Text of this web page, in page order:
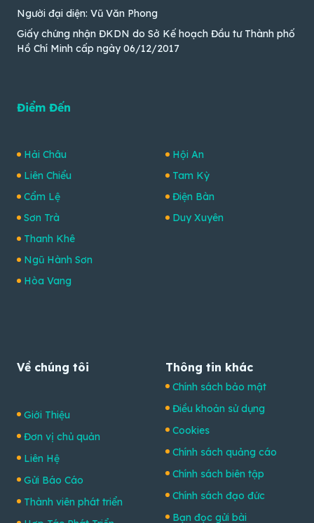
Người đại diện: Vũ Văn Phong
Giấy chứng nhận ĐKDN do Sở Kế hoạch Đầu tư Thành phố
Hồ Chí Minh cấp ngày 06/12/2017
Điểm Đến
Hải Châu
Liên Chiểu
Cẩm Lệ
Sơn Trà
Thanh Khê
Ngũ Hành Sơn
Hòa Vang
Hội An
Tam Kỳ
Điện Bàn
Duy Xuyên
Về chúng tôi
Giới Thiệu
Đơn vị chủ quản
Liên Hệ
Gửi Báo Cáo
Thành viên phát triển
Thông tin khác
Chính sách bảo mật
Điều khoản sử dụng
Cookies
Chính sách quảng cáo
Chính sách biên tập
Chính sách đạo đức
Bạn đọc gửi bài